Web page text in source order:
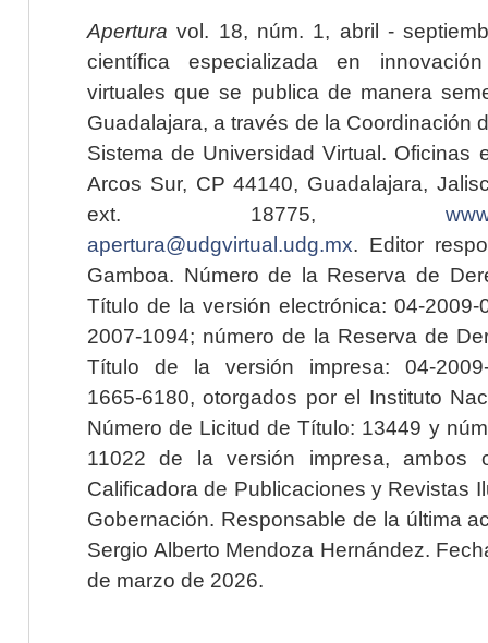
Apertura vol. 18, núm. 1, abril -
científica especializada en
virtuales que se publica de manera
Guadalajara, a través de la Coordinación
Sistema de Universidad Virtual. Oficinas
Arcos Sur, CP 44140, Guadalajara,
ext. 18775,
apertura@udgvirtual.udg.mx. Editor
Gamboa. Número de la Reserva de
Título de la versión electrónica: 04-2009-
2007-1094; número de la Reserva de
Título de la versión impresa: 04-2009-
1665-6180, otorgados por el Instituto
Número de Licitud de Título: 13449 y
11022 de la versión impresa, ambos
Calificadora de Publicaciones y Revistas
Gobernación. Responsable de la última
Sergio Alberto Mendoza Hernández.
de marzo de 2026.